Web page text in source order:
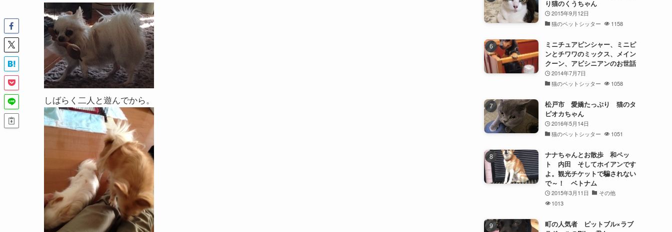
しばらく二人と遊んでから。
り猫のくうちゃん
2015年9月12日
猫のペットシッター
1158
ミニチュアピンシャー、ミニピ
ンとチワワのミックス、メイン
クーン、アビシニアンのお世話
2014年7月7日
猫のペットシッター
1058
松戸市 愛嬌たっぷり 猫のタ
ピオカちゃん
2016年5月14日
猫のペットシッター
1051
ナナちゃんとお散歩 和ペッ
ト 内田 そしてホイアンです
よ。観光チケットで騙されない
で～！ ベトナム
2015年3月11日
その他
1013
町の人気者 ピットブル×ラブ